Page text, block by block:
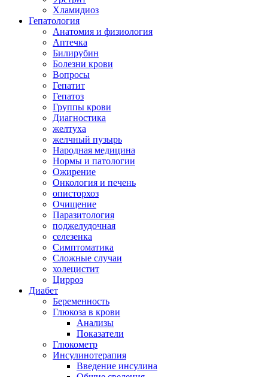
Хламидиоз
Гепатология
Анатомия и физиология
Аптечка
Билирубин
Болезни крови
Вопросы
Гепатит
Гепатоз
Группы крови
Диагностика
желтуха
желчный пузырь
Народная медицина
Нормы и патологии
Ожирение
Онкология и печень
описторхоз
Очищение
Паразитология
поджелудочная
селезенка
Симптоматика
Сложные случаи
холецистит
Цирроз
Диабет
Беременность
Глюкоза в крови
Анализы
Показатели
Глюкометр
Инсулинотерапия
Введение инсулина